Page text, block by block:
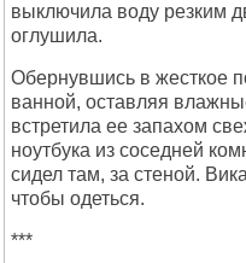
выключила воду резким
оглушила.
Обернувшись в жесткое
ванной, оставляя
встретила ее запахом
ноутбука из соседней
сидел там, за стеной.
чтобы одеться.
***